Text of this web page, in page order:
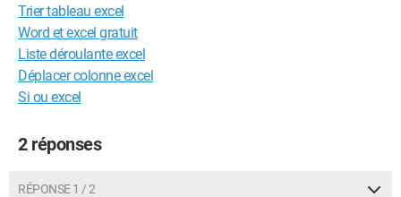
Trier tableau excel
Word et excel gratuit
Liste déroulante excel
Déplacer colonne excel
Si ou excel
2 réponses
RÉPONSE 1 / 2